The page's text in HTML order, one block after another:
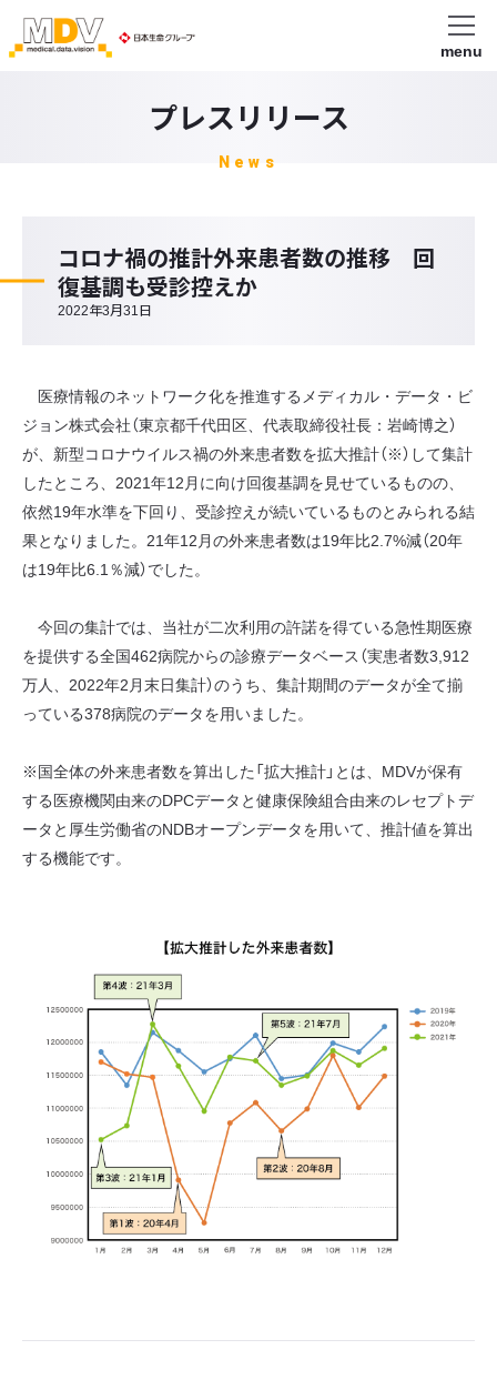
menu
プレスリリース
News
コロナ禍の推計外来患者数の推移 回
復基調も受診控えか
2022年3月31日
医療情報のネットワーク化を推進するメディカル・データ・ビ
ジョン株式会社（東京都千代田区、代表取締役社長：岩崎博之）
が、新型コロナウイルス禍の外来患者数を拡大推計（※）して集計
したところ、2021年12月に向け回復基調を見せているものの、
依然19年水準を下回り、受診控えが続いているものとみられる結
果となりました。21年12月の外来患者数は19年比2.7%減（20年
は19年比6.1％減）でした。
今回の集計では、当社が二次利用の許諾を得ている急性期医療
を提供する全国462病院からの診療データベース（実患者数3,912
万人、2022年2月末日集計）のうち、集計期間のデータが全て揃
っている378病院のデータを用いました。
※国全体の外来患者数を算出した「拡大推計」とは、MDVが保有
する医療機関由来のDPCデータと健康保険組合由来のレセプトデ
ータと厚生労働省のNDBオープンデータを用いて、推計値を算出
する機能です。